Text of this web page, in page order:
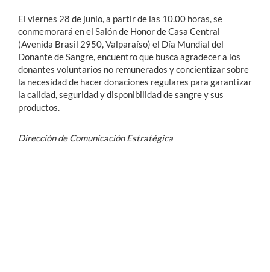
El viernes 28 de junio, a partir de las 10.00 horas, se
conmemorará en el Salón de Honor de Casa Central
(Avenida Brasil 2950, Valparaíso) el Día Mundial del
Donante de Sangre, encuentro que busca agradecer a los
donantes voluntarios no remunerados y concientizar sobre
la necesidad de hacer donaciones regulares para garantizar
la calidad, seguridad y disponibilidad de sangre y sus
productos.
Dirección de Comunicación Estratégica